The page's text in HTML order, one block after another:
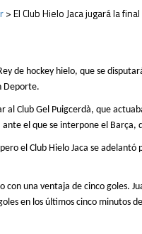
>El Club Hielo Jaca jugará la
de hockey hielo, que se
Deporte.
al Club Gel Puigcerdà, que
el que se interpone el Barça,
el Club Hielo Jaca se
con una ventaja de cinco goles.
en los últimos cinco minutos